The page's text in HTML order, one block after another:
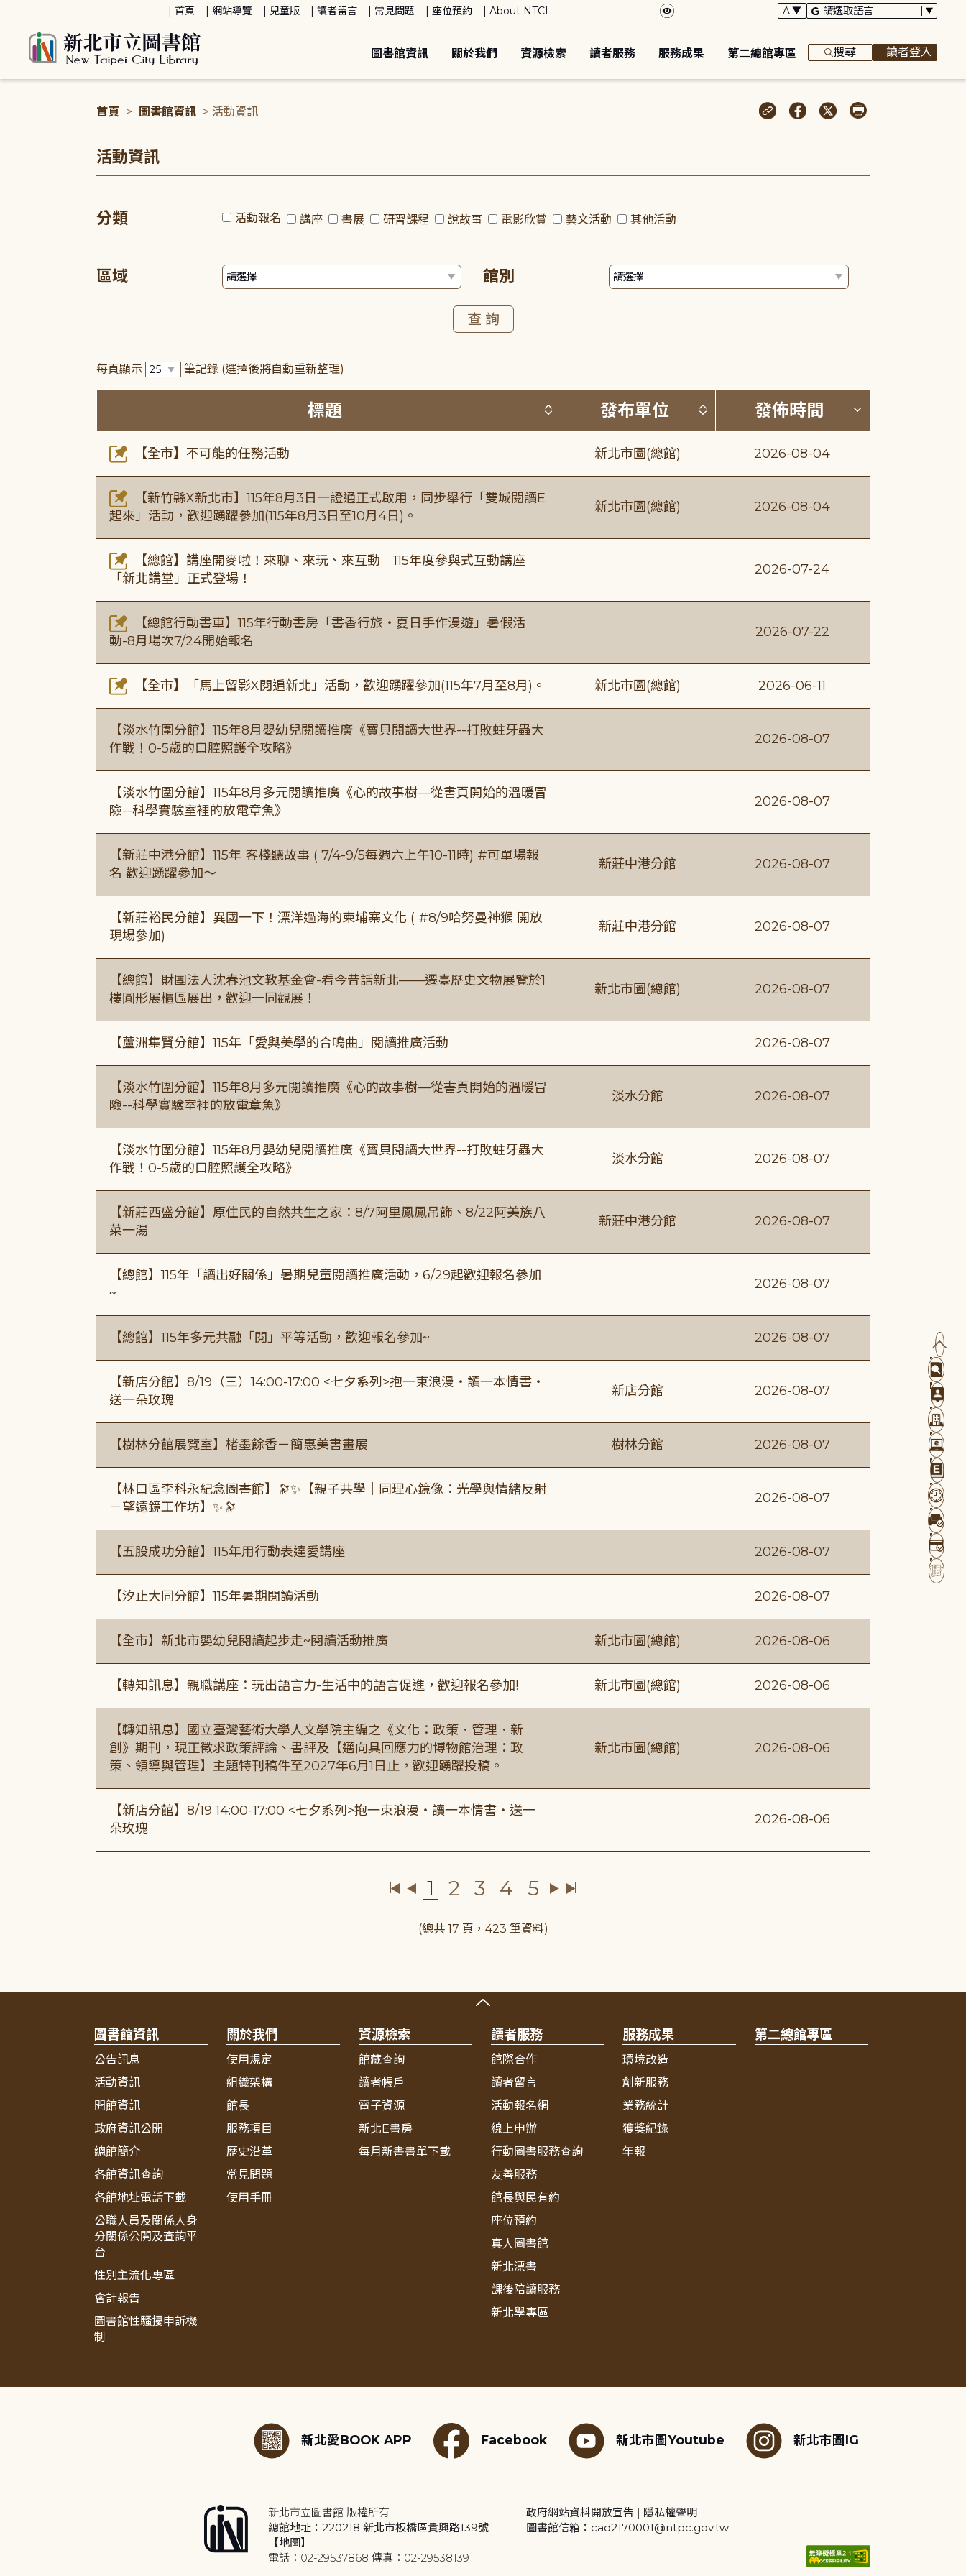
首頁 網站導覽 兒童版 讀者留言 常見問題 座位預約 About NTCL
圖書館資訊 關於我們 資源檢索 讀者服務 服務成果 第二總館專區 搜尋 讀者登入
首頁 > 圖書館資訊 > 活動資訊
活動資訊
分類 活動報名 講座 書展 研習課程 說故事 電影欣賞 藝文活動 其他活動
區域 館別
每頁顯示 筆記錄 (選擇後將自動重新整理)
標題 按標題排序 (升降冪)
發布單位 按發布單位排序 (升降冪)
發佈時間 按發佈時間
【全市】不可能的任務活動 新北市圖(總館) 2026-08-04
【新竹縣X新北市】115年8月3日一證通正式啟用，同步舉行「雙城閱讀E
起來」活動，歡迎踴躍參加(115年8月3日至10月4日)。
新北市圖(總館) 2026-08-04
【總館】講座開麥啦！來聊、來玩、來互動｜115年度參與式互動講座
「新北講堂」正式登場！
2026-07-24
【總館行動書車】115年行動書房「書香行旅・夏日手作漫遊」暑假活
動-8月場次7/24開始報名
2026-07-22
【全市】「馬上留影X閱遍新北」活動，歡迎踴躍參加(115年7月至8月)。 新北市圖(總館) 2026-06-11
【淡水竹圍分館】115年8月嬰幼兒閱讀推廣《寶貝閱讀大世界--打敗蛀牙蟲大
作戰！0-5歲的口腔照護全攻略》
2026-08-07
【淡水竹圍分館】115年8月多元閱讀推廣《心的故事樹—從書頁開始的溫暖冒
險--科學實驗室裡的放電章魚》
2026-08-07
【新莊中港分館】115年 客棧聽故事 ( 7/4-9/5每週六上午10-11時) #可單場報
名 歡迎踴躍參加～
新莊中港分館 2026-08-07
【新莊裕民分館】異國一下！漂洋過海的柬埔寨文化 ( #8/9哈努曼神猴 開放
現場參加)
新莊中港分館 2026-08-07
【總館】財團法人沈春池文教基金會-看今昔話新北——遷臺歷史文物展覽於1
樓圓形展櫃區展出，歡迎一同觀展！
新北市圖(總館) 2026-08-07
【蘆洲集賢分館】115年「愛與美學的合鳴曲」閱讀推廣活動 2026-08-07
【淡水竹圍分館】115年8月多元閱讀推廣《心的故事樹—從書頁開始的溫暖冒
險--科學實驗室裡的放電章魚》
淡水分館 2026-08-07
【淡水竹圍分館】115年8月嬰幼兒閱讀推廣《寶貝閱讀大世界--打敗蛀牙蟲大
作戰！0-5歲的口腔照護全攻略》
淡水分館 2026-08-07
【新莊西盛分館】原住民的自然共生之家：8/7阿里鳳鳳吊飾、8/22阿美族八
菜一湯
新莊中港分館 2026-08-07
【總館】115年「讀出好關係」暑期兒童閱讀推廣活動，6/29起歡迎報名參加
~
2026-08-07
【總館】115年多元共融「閱」平等活動，歡迎報名參加~ 2026-08-07
【新店分館】8/19（三）14:00-17:00 <七夕系列>抱一束浪漫・讀一本情書・
送一朵玫瑰
新店分館 2026-08-07
【樹林分館展覽室】楮墨餘香－簡惠美書畫展 樹林分館 2026-08-07
【林口區李科永紀念圖書館】🔭✨【親子共學｜同理心鏡像：光學與情緒反射
－望遠鏡工作坊】✨🔭
2026-08-07
【五股成功分館】115年用行動表達愛講座 2026-08-07
【汐止大同分館】115年暑期閱讀活動 2026-08-07
【全市】新北市嬰幼兒閱讀起步走~閱讀活動推廣 新北市圖(總館) 2026-08-06
【轉知訊息】親職講座：玩出語言力-生活中的語言促進，歡迎報名參加! 新北市圖(總館) 2026-08-06
【轉知訊息】國立臺灣藝術大學人文學院主編之《文化：政策．管理．新
創》期刊，現正徵求政策評論、書評及【邁向具回應力的博物館治理：政
策、領導與管理】主題特刊稿件至2027年6月1日止，歡迎踴躍投稿。
新北市圖(總館) 2026-08-06
【新店分館】8/19 14:00-17:00 <七夕系列>抱一束浪漫・讀一本情書・送一
朵玫瑰
2026-08-06
1 2 3 4 5
(總共 17 頁，423 筆資料)
圖書館資訊
公告訊息
活動資訊
開館資訊
政府資訊公開
總館簡介
各館資訊查詢
各館地址電話下載
公職人員及關係人身
分關係公開及查詢平
台
性別主流化專區
會計報告
圖書館性騷擾申訴機
制
關於我們
使用規定
組織架構
館長
服務項目
歷史沿革
常見問題
使用手冊
資源檢索
館藏查詢
讀者帳戶
電子資源
新北E書房
每月新書書單下載
讀者服務
館際合作
讀者留言
活動報名網
線上申辦
行動圖書服務查詢
友善服務
館長與民有約
座位預約
真人圖書館
新北漂書
課後陪讀服務
新北學專區
服務成果
環境改造
創新服務
業務統計
獲獎紀錄
年報
第二總館專區
新北愛BOOK APP Facebook 新北市圖Youtube 新北市圖IG
新北市立圖書館 版權所有
總館地址：220218 新北市板橋區貴興路139號
【地圖】
電話：02-29537868 傳真：02-29538139
政府網站資料開放宣告 | 隱私權聲明
圖書館信箱：cad2170001@ntpc.gov.tw